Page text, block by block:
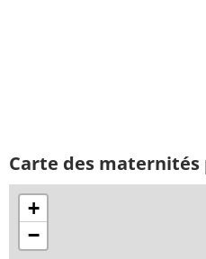
Carte des maternités
+
−